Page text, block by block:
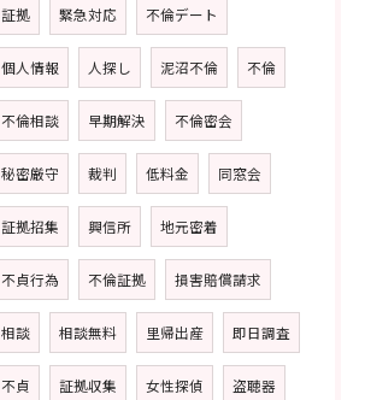
証拠 緊急対応 不倫デート
個人情報 人探し 泥沼不倫 不倫
不倫相談 早期解決 不倫密会
秘密厳守 裁判 低料金 同窓会
証拠招集 興信所 地元密着
不貞行為 不倫証拠 損害賠償請求
相談 相談無料 里帰出産 即日調査
不貞 証拠収集 女性探偵 盗聴器